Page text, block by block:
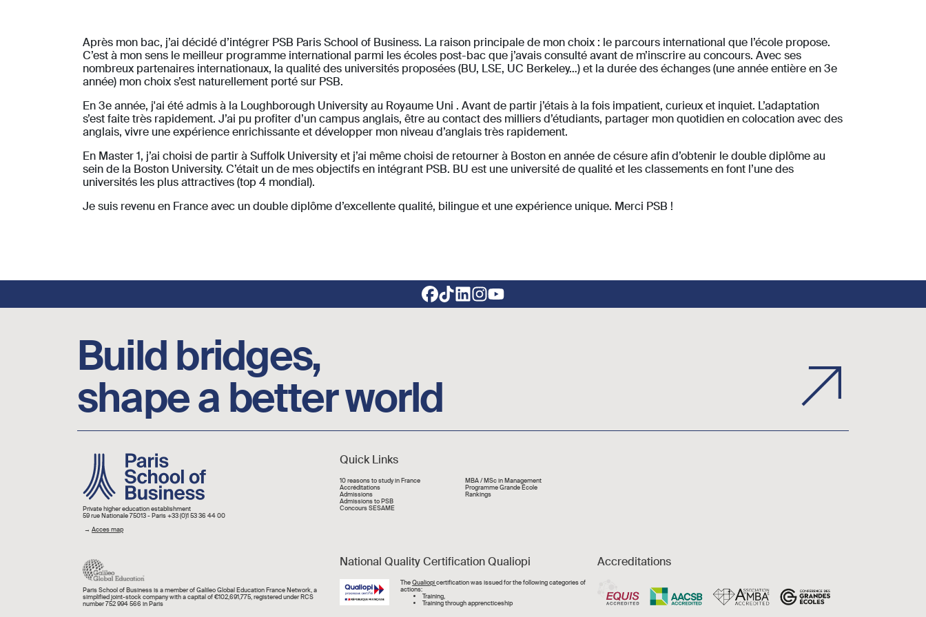
Après mon bac, j’ai décidé d’intégrer PSB Paris School of Business. La raison principale de mon choix : le parcours international que l’école propose.
C’est à mon sens le meilleur programme international parmi les écoles post-bac que j’avais consulté avant de m’inscrire au concours. Avec ses
nombreux partenaires internationaux, la qualité des universités proposées (BU, LSE, UC Berkeley…) et la durée des échanges (une année entière en 3e
année) mon choix s’est naturellement porté sur PSB.
En 3e année, j'ai été admis à la Loughborough University au Royaume Uni . Avant de partir j’étais à la fois impatient, curieux et inquiet. L’adaptation
s’est faite très rapidement. J’ai pu profiter d’un campus anglais, être au contact des milliers d’étudiants, partager mon quotidien en colocation avec des
anglais, vivre une expérience enrichissante et développer mon niveau d’anglais très rapidement.
En Master 1, j’ai choisi de partir à Suffolk University et j’ai même choisi de retourner à Boston en année de césure afin d’obtenir le double diplôme au
sein de la Boston University. C’était un de mes objectifs en intégrant PSB. BU est une université de qualité et les classements en font l’une des
universités les plus attractives (top 4 mondial).
Je suis revenu en France avec un double diplôme d’excellente qualité, bilingue et une expérience unique. Merci PSB !
Build bridges,
shape a better world
Image
Private higher education establishment
59 rue Nationale 75013 - Paris +33 (0)1 53 36 44 00
→ Acces map
Quick Links
Liens rapide
10 reasons to study in France
Accréditations
Admissions
Admissions to PSB
Concours SESAME
MBA / MSc in Management
Programme Grande École
Rankings
Paris School of Business is a member of Galileo Global Education France Network, a
simplified joint-stock company with a capital of €102,691,775, registered under RCS
number 752 994 566 in Paris
National Quality Certification Qualiopi
Image TheQualiopicertification was issued for the following categories of
actions:
Training,
Training through apprencticeship
Accreditations